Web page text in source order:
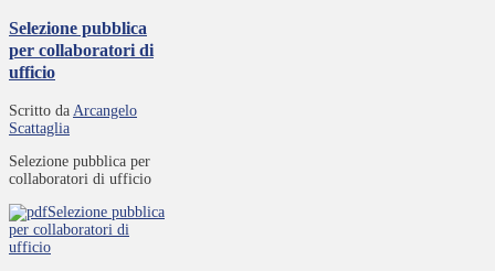
Selezione pubblica
per collaboratori di
ufficio
Scritto da Arcangelo
Scattaglia
Selezione pubblica per
collaboratori di ufficio
Selezione pubblica
per collaboratori di
ufficio